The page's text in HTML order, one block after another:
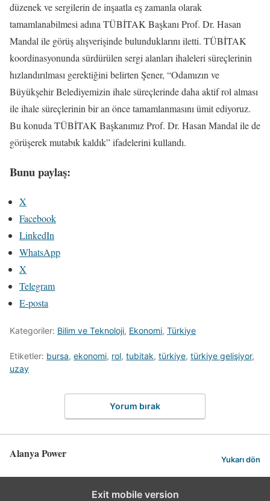
düzenek ve sergilerin de inşaatla eş zamanla olarak
tamamlanabilmesi adına TÜBİTAK Başkanı Prof. Dr. Hasan
Mandal ile görüş alışverişinde bulunduklarını iletti. TÜBİTAK
koordinasyonunda sürdürülen sergi alanları ihaleleri süreçlerinin
hızlandırılması gerektiğini belirten Şener, “Odamızın ve
Büyükşehir Belediyemizin ihale süreçlerinde daha aktif rol alması
ile ihale süreçlerinin bir an önce tamamlanmasını ümit ediyoruz.
Bu konuda TÜBİTAK Başkanımız Prof. Dr. Hasan Mandal ile de
görüşerek mutabık kaldık” ifadelerini kullandı.
Bunu paylaş:
X
Facebook
LinkedIn
WhatsApp
X
Telegram
E-posta
Kategoriler: Bilim ve Teknoloji, Ekonomi, Türkiye
Etiketler: bursa, ekonomi, rol, tubitak, türkiye, türkiye gelişiyor,
uzay
Yorum bırak
Alanya Power Yukarı dön
Exit mobile version